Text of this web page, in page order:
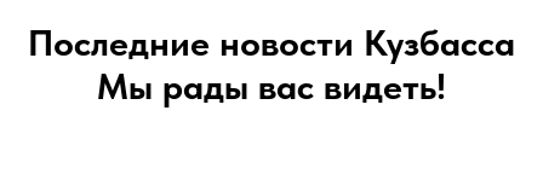
Последние новости Кузбасса
Мы рады вас видеть!